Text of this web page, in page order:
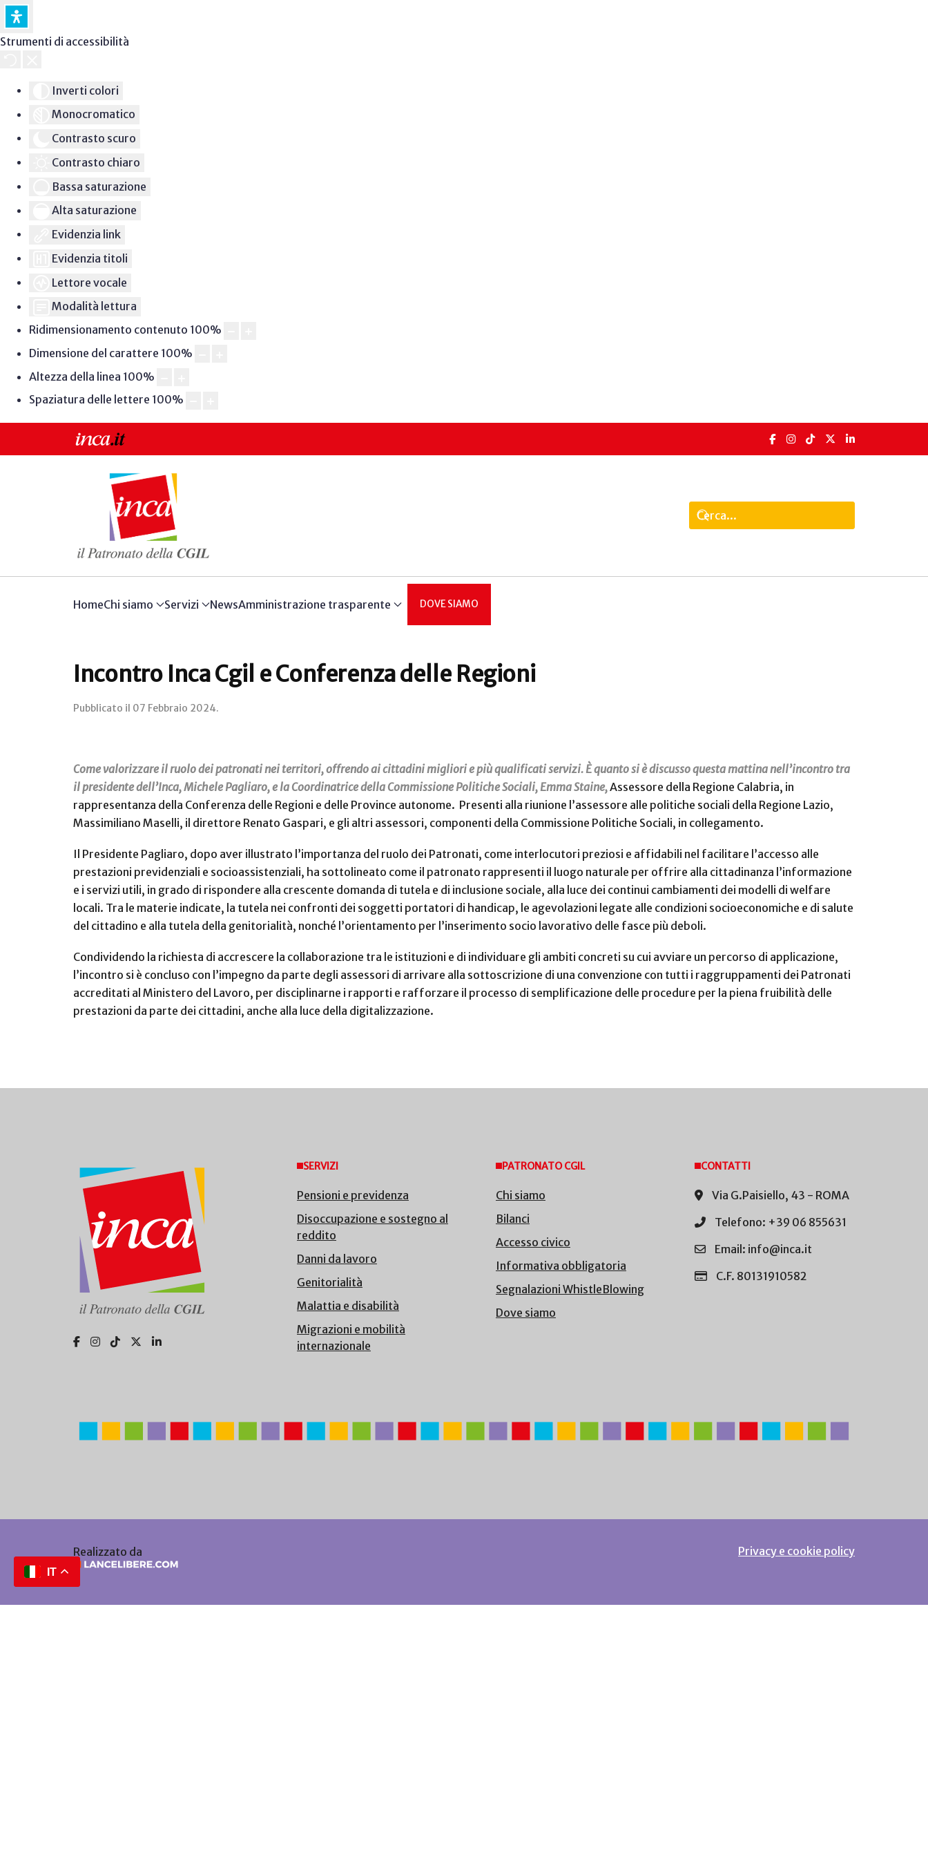
Strumenti di accessibilità
Inverti colori
Monocromatico
Contrasto scuro
Contrasto chiaro
Bassa saturazione
Alta saturazione
Evidenzia link
Evidenzia titoli
Lettore vocale
Modalità lettura
Ridimensionamento contenuto 100%
Dimensione del carattere 100%
Altezza della linea 100%
Spaziatura delle lettere 100%
HomeChi siamo Servizi NewsAmministrazione trasparente DOVE SIAMO
Incontro Inca Cgil e Conferenza delle Regioni
Pubblicato il 07 Febbraio 2024.
Come valorizzare il ruolo dei patronati nei territori, offrendo ai cittadini migliori e più qualificati servizi. È quanto si è discusso questa mattina nell’incontro tra
il presidente dell’Inca, Michele Pagliaro, e la Coordinatrice della Commissione Politiche Sociali, Emma Staine,Assessore della Regione Calabria, in
rappresentanza della Conferenza delle Regioni e delle Province autonome. Presenti alla riunione l’assessore alle politiche sociali della Regione Lazio,
Massimiliano Maselli, il direttore Renato Gaspari, e gli altri assessori, componenti della Commissione Politiche Sociali, in collegamento.
Il Presidente Pagliaro, dopo aver illustrato l’importanza del ruolo dei Patronati, come interlocutori preziosi e affidabili nel facilitare l’accesso alle
prestazioni previdenziali e socioassistenziali, ha sottolineato come il patronato rappresenti il luogo naturale per offrire alla cittadinanza l’informazione
e i servizi utili, in grado di rispondere alla crescente domanda di tutela e di inclusione sociale, alla luce dei continui cambiamenti dei modelli di welfare
locali. Tra le materie indicate, la tutela nei confronti dei soggetti portatori di handicap, le agevolazioni legate alle condizioni socioeconomiche e di salute
del cittadino e alla tutela della genitorialità, nonché l’orientamento per l’inserimento socio lavorativo delle fasce più deboli.
Condividendo la richiesta di accrescere la collaborazione tra le istituzioni e di individuare gli ambiti concreti su cui avviare un percorso di applicazione,
l’incontro si è concluso con l’impegno da parte degli assessori di arrivare alla sottoscrizione di una convenzione con tutti i raggruppamenti dei Patronati
accreditati al Ministero del Lavoro, per disciplinarne i rapporti e rafforzare il processo di semplificazione delle procedure per la piena fruibilità delle
prestazioni da parte dei cittadini, anche alla luce della digitalizzazione.
SERVIZI
Pensioni e previdenza
Disoccupazione e sostegno al
reddito
Danni da lavoro
Genitorialità
Malattia e disabilità
Migrazioni e mobilità
internazionale
PATRONATO CGIL
Chi siamo
Bilanci
Accesso civico
Informativa obbligatoria
Segnalazioni WhistleBlowing
Dove siamo
CONTATTI
Via G.Paisiello, 43 - ROMA
Telefono: +39 06 855631
Email: info@inca.it
C.F. 80131910582
Realizzato da Privacy e cookie policy
IT